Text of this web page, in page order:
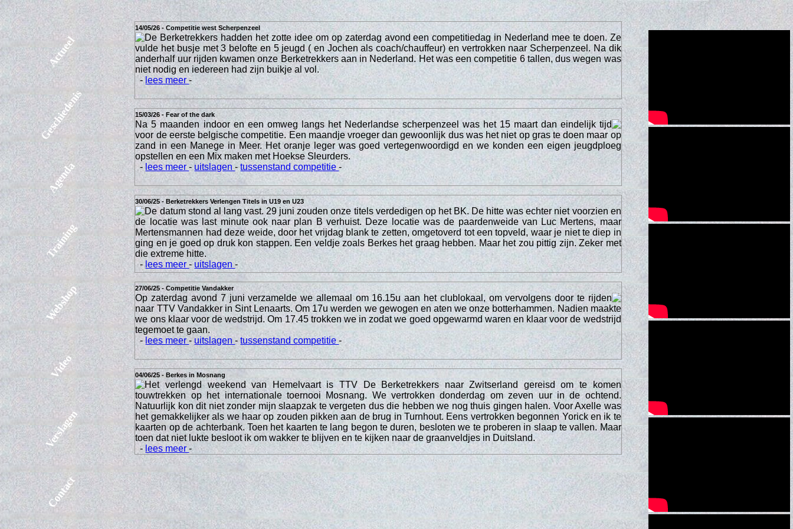
Actueel
Geschiedenis
Agenda
Training
Webshop
Video
Verslagen
Contact
14/05/26 - Competitie west Scherpenzeel
De Berketrekkers hadden het zotte idee om op zaterdag avond een competitiedag in Nederland mee te doen. Ze
vulde het busje met 3 belofte en 5 jeugd ( en Jochen als coach/chauffeur) en vertrokken naar Scherpenzeel. Na dik
anderhalf uur rijden kwamen onze Berketrekkers aan in Nederland. Het was een competitie 6 tallen, dus wegen was
niet nodig en iedereen had zijn buikje al vol.
- lees meer-
15/03/26 - Fear of the dark
Na 5 maanden indoor en een omweg langs het Nederlandse scherpenzeel was het 15 maart dan eindelijk tijd
voor de eerste belgische competitie. Een maandje vroeger dan gewoonlijk dus was het niet op gras te doen maar op
zand in een Manege in Meer. Het oranje leger was goed vertegenwoordigd en we konden een eigen jeugdploeg
opstellen en een Mix maken met Hoekse Sleurders.
- lees meer- uitslagen-tussenstand competitie-
30/06/25 - Berketrekkers Verlengen Titels in U19 en U23
De datum stond al lang vast. 29 juni zouden onze titels verdedigen op het BK. De hitte was echter niet voorzien en
de locatie was last minute ook naar plan B verhuist. Deze locatie was de paardenweide van Luc Mertens, maar
Mertensmannen had deze weide, door het vrijdag blank te zetten, omgetoverd tot een topveld, waar je niet te diep in
ging en je goed op druk kon stappen. Een veldje zoals Berkes het graag hebben. Maar het zou pittig zijn. Zeker met
die extreme hitte.
- lees meer-uitslagen-
27/06/25 - Competitie Vandakker
Op zaterdag avond 7 juni verzamelde we allemaal om 16.15u aan het clublokaal, om vervolgens door te rijden
naar TTV Vandakker in Sint Lenaarts. Om 17u werden we gewogen en aten we onze botterhammen. Nadien maakte
we ons klaar voor de wedstrijd. Om 17.45 trokken we in zodat we goed opgewarmd waren en klaar voor de wedstrijd
tegemoet te gaan.
- lees meer-uitslagen-tussenstand competitie-
04/06/25 - Berkes in Mosnang
Het verlengd weekend van Hemelvaart is TTV De Berketrekkers naar Zwitserland gereisd om te komen
touwtrekken op het internationale toernooi Mosnang. We vertrokken donderdag om zeven uur in de ochtend.
Natuurlijk kon dit niet zonder mijn slaapzak te vergeten dus die hebben we nog thuis gingen halen. Voor Axelle was
het gemakkelijker als we haar op zouden pikken aan de brug in Turnhout. Eens vertrokken begonnen Yorick en ik te
kaarten op de achterbank. Toen het kaarten te lang begon te duren, besloten we te proberen in slaap te vallen. Maar
toen dat niet lukte besloot ik om wakker te blijven en te kijken naar de graanveldjes in Duitsland.
- lees meer-